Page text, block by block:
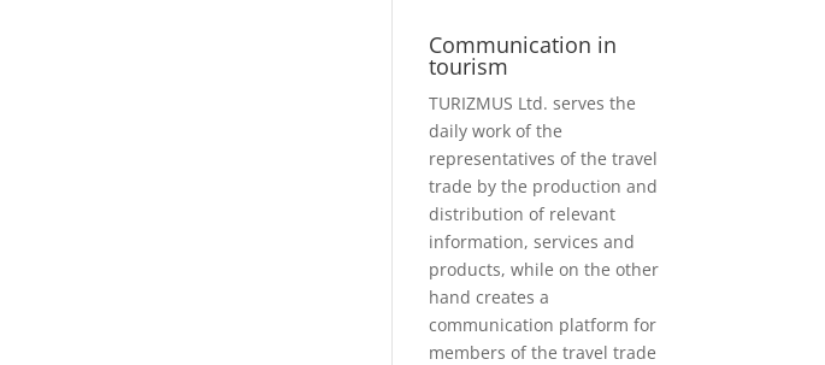
Communication in
tourism
TURIZMUS Ltd. serves the
daily work of the
representatives of the travel
trade by the production and
distribution of relevant
information, services and
products, while on the other
hand creates a
communication platform for
members of the travel trade